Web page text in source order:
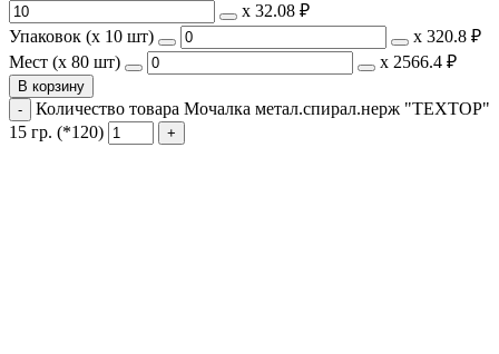
х 32.08 ₽
Упаковок (x 10 шт)
х 320.8 ₽
Мест (x 80 шт)
х 2566.4 ₽
В корзину
Количество товара Мочалка метал.спирал.нерж "ТЕХТОР"
15 гр. (*120)